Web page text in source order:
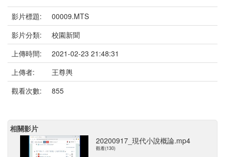
影片標題:
00009.MTS
影片分類:
校園新聞
上傳時間:
2021-02-23 21:48:31
上傳者:
王尊輿
觀看次數:
855
相關影片
20200917_現代小說概論.mp4
觀看(130)